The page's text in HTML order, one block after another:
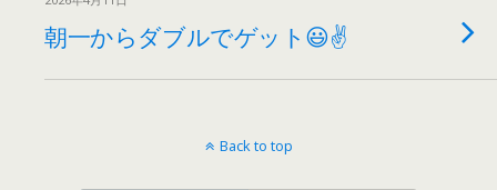
朝一からダブルでゲット😃✌
Back to top